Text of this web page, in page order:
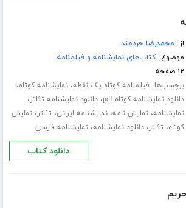
از: محمدرضا خردمند
موضوع:کتاب‌های نمایشنامه و فیلمنامه
۱۲ صفحه
برچسب‌ها: فیلمنامه کوتاه یک نقطه،نمایشنامه کوتاه،
دانلود نمایشنامه کوتاه pdf ،دانلود نمایشنامه تئاتر،
نمایشنامه،نمایش نامه،نمایشنامه ایرانی، تئاتر،نمایش
کوتاه، تئاتر،دانلود نمایشنامه،نمایشنامه فارسی
دانلود کتاب